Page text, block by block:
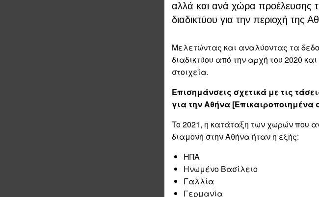
αλλά και ανά χώρα προέλευσης
διαδικτύου για την περιοχή της
Μελετώντας και αναλύοντας τα
διαδικτύου από την αρχή του 2020
στοιχεία.
Επισημάνσεις σχετικά με τις
για την Αθήνα [Επικαιροποιημένα
To 2021, η κατάταξη των χωρών που
διαμονή στην Αθήνα ήταν η εξής:
ΗΠΑ
Ηνωμένο Βασίλειο
Γαλλία
Γερμανία